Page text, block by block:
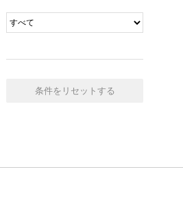
条件をリセットする